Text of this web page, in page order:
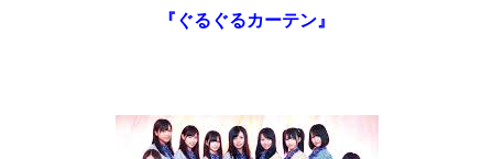
『ぐるぐるカーテン』